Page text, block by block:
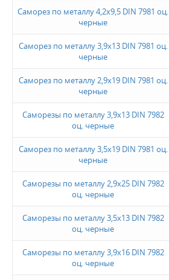
Саморез по металлу 4,2х9,5 DIN 7981 оц.
черные
Саморез по металлу 3,9х13 DIN 7981 оц.
черные
Саморез по металлу 2,9х19 DIN 7981 оц.
черные
Саморезы по металлу 3,9х13 DIN 7982
оц. черные
Саморез по металлу 3,5х19 DIN 7981 оц.
черные
Саморезы по металлу 2,9х25 DIN 7982
оц. черные
Саморезы по металлу 3,5х13 DIN 7982
оц. черные
Саморезы по металлу 3,9х16 DIN 7982
оц. черные